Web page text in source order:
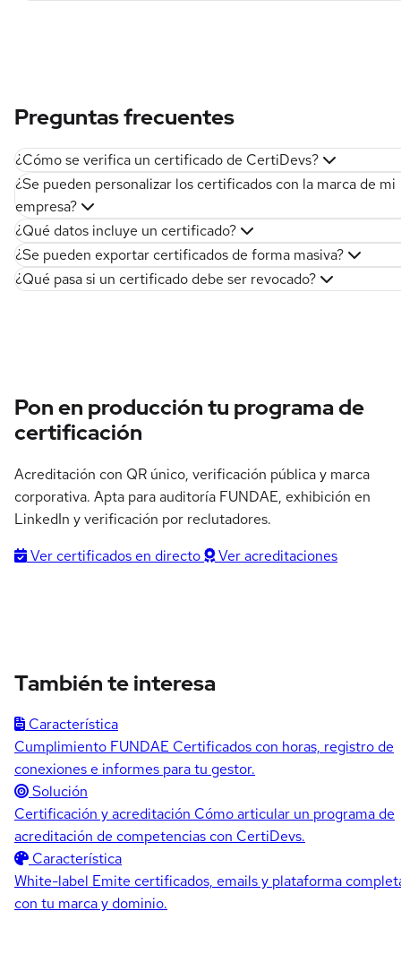
Preguntas frecuentes
¿Cómo se verifica un certificado de CertiDevs?
¿Se pueden personalizar los certificados con la marca de mi
empresa?
¿Qué datos incluye un certificado?
¿Se pueden exportar certificados de forma masiva?
¿Qué pasa si un certificado debe ser revocado?
Pon en producción tu programa de
certificación
Acreditación con QR único, verificación pública y marca
corporativa. Apta para auditoría FUNDAE, exhibición en
LinkedIn y verificación por reclutadores.
Ver certificados en directo
Ver acreditaciones
También te interesa
Característica
Cumplimiento FUNDAE Certificados con horas, registro de
conexiones e informes para tu gestor.
Solución
Certificación y acreditación Cómo articular un programa de
acreditación de competencias con CertiDevs.
Característica
White-label Emite certificados, emails y plataforma
con tu marca y dominio.